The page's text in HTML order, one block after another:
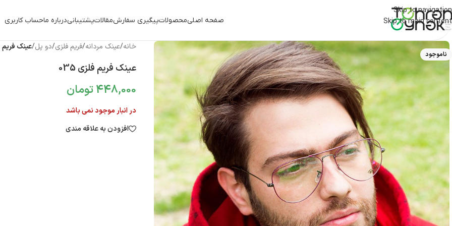
Skip to navigation
Skip to main content
صفحه اصلیمحصولاتپیگیری سفارشمقالاتپشتیبانیدرباره ماحساب کاربری
ناموجود
خانه/عینک مردانه/فریم فلزی/دو پل/عینک فریم
عینک فریم فلزی 035
448,000تومان
در انبار موجود نمی باشد
افزودن به علاقه مندی